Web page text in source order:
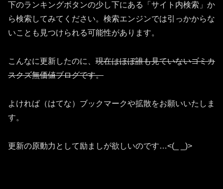
下のランキングボタンの少し下にある「サイト内検索」か
ら検索してみてください。検索エンジンでは引っかからな
いことも見つけられる可能性があります。
こんなに更新したのに、 現在はほぼ誰も見ていないゴミカ
スクズ無価値ブログです。
よければ（はてな）ブックマークや拡散をお願いいたしま
す。
更新の原動力として励ましが欲しいのです…<(_ _)>